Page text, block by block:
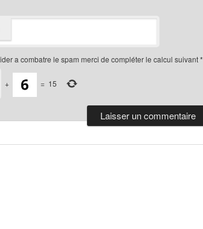
a combatre le spam merci de compléter le calcul suivant*
+ = 15